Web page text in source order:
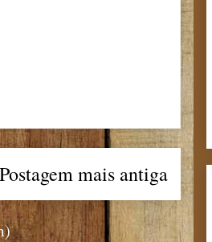
Postagem mais antiga